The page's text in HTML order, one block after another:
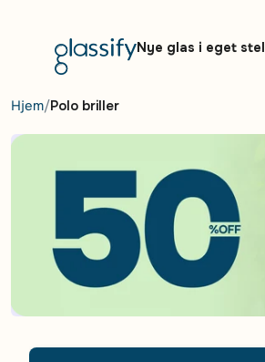
Nye glas i eget stel
Hjem Polo briller